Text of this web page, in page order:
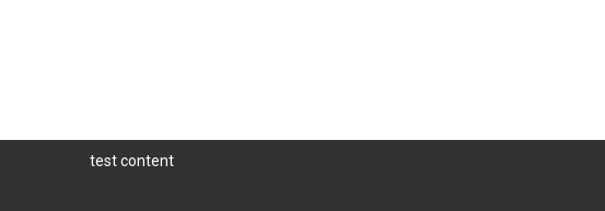
test content